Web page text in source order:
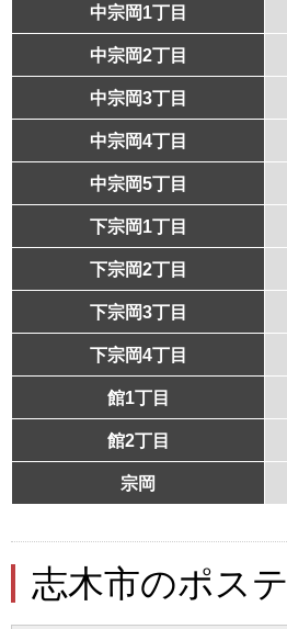
中宗岡1丁目
中宗岡2丁目
中宗岡3丁目
中宗岡4丁目
中宗岡5丁目
下宗岡1丁目
下宗岡2丁目
下宗岡3丁目
下宗岡4丁目
館1丁目
館2丁目
宗岡
志木市のポス